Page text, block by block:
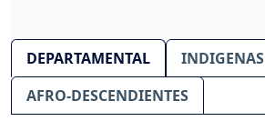
DEPARTAMENTAL
INDIGENAS
AFRO-DESCENDIENTES